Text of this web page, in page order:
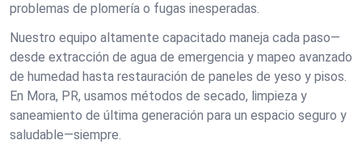
problemas de plomería o fugas inesperadas.
Nuestro equipo altamente capacitado maneja cada paso—
desde extracción de agua de emergencia y mapeo avanzado
de humedad hasta restauración de paneles de yeso y pisos.
En Mora, PR, usamos métodos de secado, limpieza y
saneamiento de última generación para un espacio seguro y
saludable—siempre.